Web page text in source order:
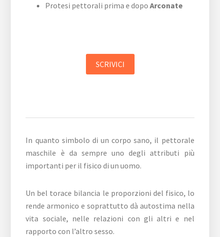
Protesi pettorali prima e dopo Arconate
SCRIVICI
In quanto simbolo di un corpo sano, il pettorale
maschile è da sempre uno degli attributi più
importanti per il fisico di un uomo.
Un bel torace bilancia le proporzioni del fisico, lo
rende armonico e soprattutto dà autostima nella
vita sociale, nelle relazioni con gli altri e nel
rapporto con l’altro sesso.